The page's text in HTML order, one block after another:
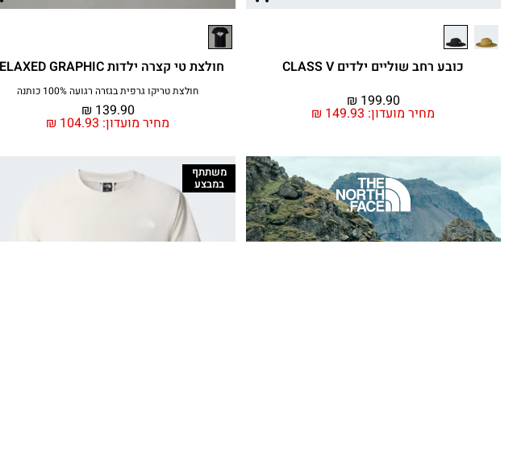
כובע רחב שוליים ילדים CLASS V
מחיר מועדון: ₪ 149.93
₪ 199.90
חולצת טי קצרה ילדות RELAXED GRAPHIC
חולצת טריקו גרפית בגזרה רגועה 100% כותנה
מחיר מועדון: ₪ 104.93
₪ 139.90
משתתף
במבצע